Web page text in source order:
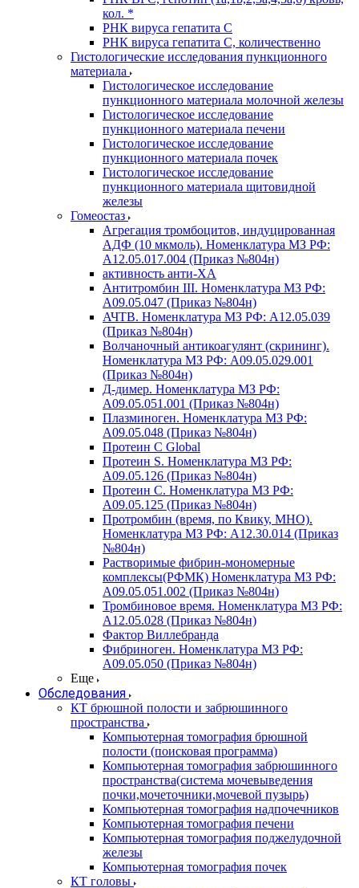
кол. *
РНК вируса гепатита C
РНК вируса гепатита C, количественно
Гистологические исследования пункционного
материала
Гистологическое исследование
пункционного материала молочной железы
Гистологическое исследование
пункционного материала печени
Гистологическое исследование
пункционного материала почек
Гистологическое исследование
пункционного материала щитовидной
железы
Гомеостаз
Агрегация тромбоцитов, индуцированная
АДФ (10 мкмоль). Номенклатура МЗ РФ:
A12.05.017.004 (Приказ №804н)
активность анти-ХА
Антитромбин III. Номенклатура МЗ РФ:
A09.05.047 (Приказ №804н)
АЧТВ. Номенклатура МЗ РФ: A12.05.039
(Приказ №804н)
Волчаночный антикоагулянт (скрининг).
Номенклатура МЗ РФ: A09.05.029.001
(Приказ №804н)
Д-димер. Номенклатура МЗ РФ:
A09.05.051.001 (Приказ №804н)
Плазминоген. Номенклатура МЗ РФ:
A09.05.048 (Приказ №804н)
Протеин C Global
Протеин S. Номенклатура МЗ РФ:
A09.05.126 (Приказ №804н)
Протеин С. Номенклатура МЗ РФ:
A09.05.125 (Приказ №804н)
Протромбин (время, по Квику, МНО).
Номенклатура МЗ РФ: A12.30.014 (Приказ
№804н)
Растворимые фибрин-мономерные
комплексы(РФМК) Номенклатура МЗ РФ:
A09.05.051.002 (Приказ №804н)
Тромбиновое время. Номенклатура МЗ РФ:
A12.05.028 (Приказ №804н)
Фактор Виллебранда
Фибриноген. Номенклатура МЗ РФ:
A09.05.050 (Приказ №804н)
Еще
Обследования
КТ брюшной полости и забрюшинного
пространства
Компьютерная томография брюшной
полости (поисковая программа)
Компьютерная томография забрюшинного
пространства(система мочевыведения
почки,мочеточники,мочевой пузырь)
Компьютерная томография надпочечников
Компьютерная томография печени
Компьютерная томография поджелудочной
железы
Компьютерная томография почек
КТ головы